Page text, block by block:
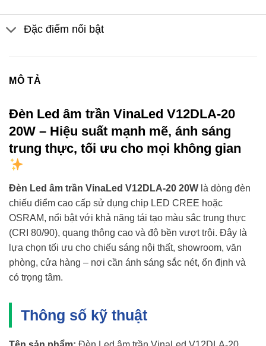
Đặc điểm nổi bật
MÔ TẢ
Đèn Led âm trần VinaLed V12DLA-20
20W – Hiệu suất mạnh mẽ, ánh sáng
trung thực, tối ưu cho mọi không gian
Đèn Led âm trần VinaLed V12DLA-20 20W là dòng đèn
chiếu điểm cao cấp sử dụng chip LED CREE hoặc
OSRAM, nổi bật với khả năng tái tạo màu sắc trung thực
(CRI 80/90), quang thông cao và độ bền vượt trội. Đây là
lựa chọn tối ưu cho chiếu sáng nội thất, showroom, văn
phòng, cửa hàng – nơi cần ánh sáng sắc nét, ổn định và
có trọng tâm.
Thông số kỹ thuật